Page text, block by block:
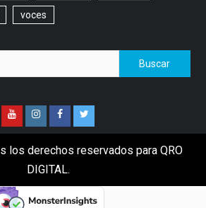
voces
los derechos reservados para QRO
DIGITAL.